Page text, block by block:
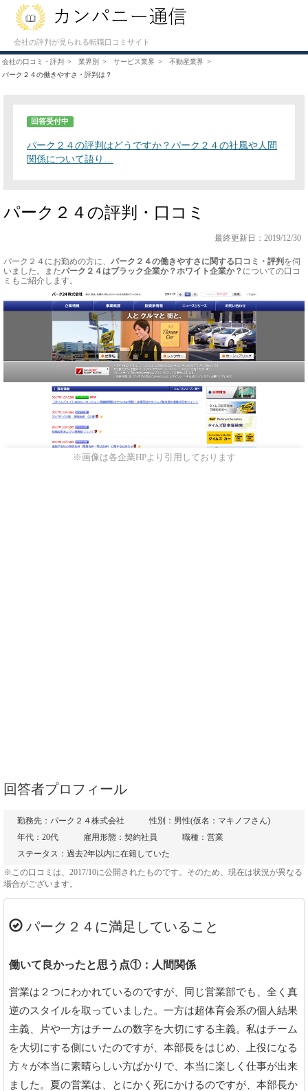
会社の評判が見られる転職口コミサイト
会社の口コミ・評判 業界別 サービス業界
不動産業界
パーク２４の働きやすさ・評判は？
回答受付中
パーク２４の評判はどうですか？パーク２４の社風や人間
関係について語り…
パーク２４の評判・口コミ
最終更新日：2019/12/30
パーク２４にお勤めの方に、 パーク２４の働きやすさに関する口コミ・評判 を伺
いました。またパーク２４はブラック企業か？ホワイト企業か？ についての口コ
ミもご紹介します。
※画像は各企業HPより引用しております
回答者プロフィール
勤務先：パーク２４株式会社
性別：男性(仮名：マキノフさん)
年代：20代
雇用形態：契約社員
職種：営業
ステータス：過去2年以内に在籍していた
※この口コミは、2017/10に公開されたものです。そのため、現在は状況が異なる
場合がございます。
パーク２４に満足していること
働いて良かったと思う点①：人間関係
営業は２つにわかれているのですが、同じ営業部でも、全く真
逆のスタイルを取っていました。一方は超体育会系の個人結果
主義、片や一方はチームの数字を大切にする主義。私はチーム
を大切にする側にいたのですが、本部長をはじめ、上役になる
方々が本当に素晴らしい方ばかりで、本当に楽しく仕事が出来
ました。夏の営業は、とにかく死にかけるのですが、本部長か